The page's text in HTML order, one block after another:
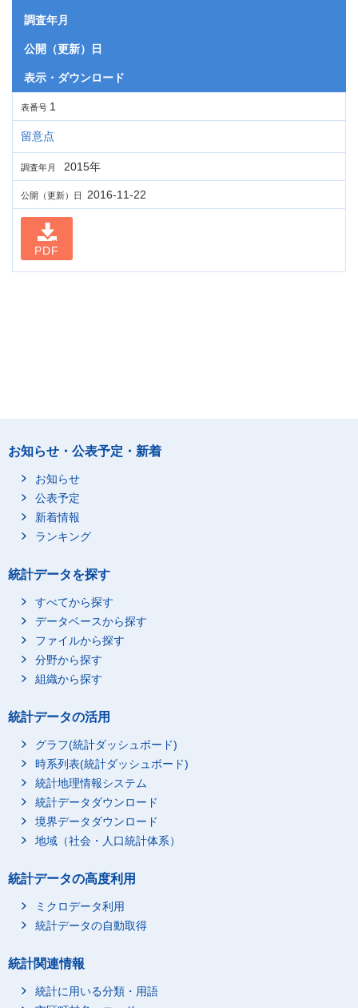
調査年月
公開（更新）日
表示・ダウンロード
表番号 1
留意点
調査年月 2015年
公開（更新）日 2016-11-22
PDF
お知らせ・公表予定・新着
お知らせ
公表予定
新着情報
ランキング
統計データを探す
すべてから探す
データベースから探す
ファイルから探す
分野から探す
組織から探す
統計データの活用
グラフ(統計ダッシュボード)
時系列表(統計ダッシュボード)
統計地理情報システム
統計データダウンロード
境界データダウンロード
地域（社会・人口統計体系）
統計データの高度利用
ミクロデータ利用
統計データの自動取得
統計関連情報
統計に用いる分類・用語